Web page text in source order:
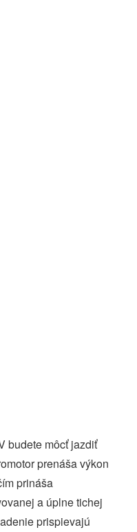
budete môcť jazdiť
prenáša výkon
prináša
a úplne tichej
prispievajú